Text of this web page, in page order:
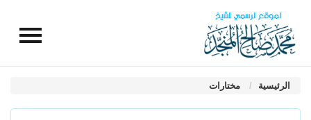
الرئيسية مختارات